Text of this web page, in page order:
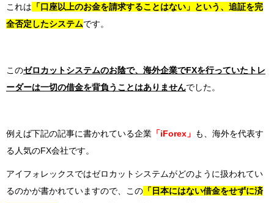
これは 「口座以上のお金を請求することはない」という、追証を完
全否定したシステムです。
このゼロカットシステムのお陰で、海外企業でFXを行っていたトレ
ーダーは一切の借金を背負うことはありませんでした。
例えば下記の記事に書かれている企業 「iForex」 も、海外を代表す
る人気のFX会社です。
アイフォレックスではゼロカットシステムがどのように扱われてい
るのかが書かれていますので、この 「日本にはない借金をせずに済